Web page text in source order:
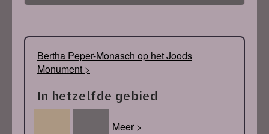
Bertha Peper-Monasch op het Joods
Monument >
In hetzelfde gebied
Meer >